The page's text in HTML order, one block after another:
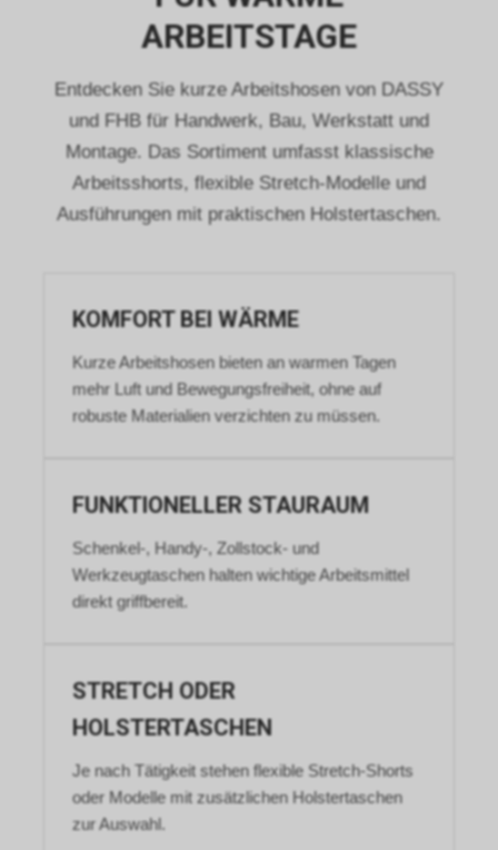
ARBEITSTAGE
Entdecken Sie kurze Arbeitshosen von DASSY
und FHB für Handwerk, Bau, Werkstatt und
Montage. Das Sortiment umfasst klassische
Arbeitsshorts, flexible Stretch-Modelle und
Ausführungen mit praktischen Holstertaschen.
KOMFORT BEI WÄRME
Kurze Arbeitshosen bieten an warmen Tagen
mehr Luft und Bewegungsfreiheit, ohne auf
robuste Materialien verzichten zu müssen.
FUNKTIONELLER STAURAUM
Schenkel-, Handy-, Zollstock- und
Werkzeugtaschen halten wichtige Arbeitsmittel
direkt griffbereit.
STRETCH ODER
HOLSTERTASCHEN
Je nach Tätigkeit stehen flexible Stretch-Shorts
oder Modelle mit zusätzlichen Holstertaschen
zur Auswahl.
ad-choices
http://www.networkadvertising.org/choices/
per Opt-out deaktiviert werden.
Durch das sog. Cross-Device-
Marketing kann Google Ihr
Nutzungsverhalten unter
Umständen auch über mehrere
Endgeräte hinweg verfolgen,
angezeigt wird, wenn Sie das
allerdings voraus, dass Sie der
Verknüpfung Ihrer
Browserverläufe mit Ihrem
Informationen zu Google
https://www.google.com/privacy/ads/
an.